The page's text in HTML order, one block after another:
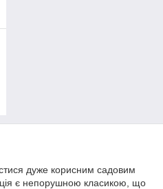
дуже корисним садовим
є непорушною класикою, що